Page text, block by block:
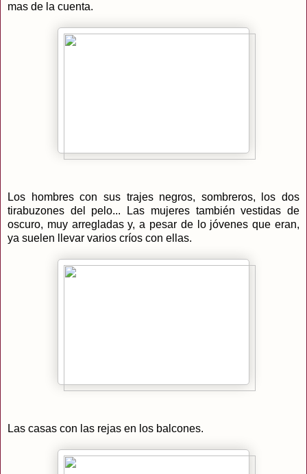
mas de la cuenta.
Los hombres con sus trajes negros, sombreros, los dos
tirabuzones del pelo... Las mujeres también vestidas de
oscuro, muy arregladas y, a pesar de lo jóvenes que eran,
ya suelen llevar varios críos con ellas.
Las casas con las rejas en los balcones.